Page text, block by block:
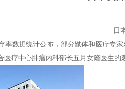
日
率数据统计公布，部分媒体和医疗专
疗中心肿瘤内科部长五月女隆医生的